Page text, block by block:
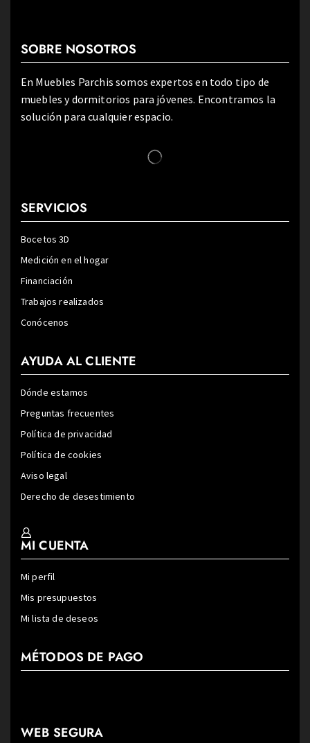
SOBRE NOSOTROS
En Muebles Parchis somos expertos en todo tipo de
muebles y dormitorios para jóvenes. Encontramos la
solución para cualquier espacio.
SERVICIOS
Bocetos 3D
Medición en el hogar
Financiación
Trabajos realizados
Conócenos
AYUDA AL CLIENTE
Dónde estamos
Preguntas frecuentes
Política de privacidad
Política de cookies
Aviso legal
Derecho de desestimiento
MI CUENTA
Mi perfil
Mis presupuestos
Mi lista de deseos
MÉTODOS DE PAGO
WEB SEGURA